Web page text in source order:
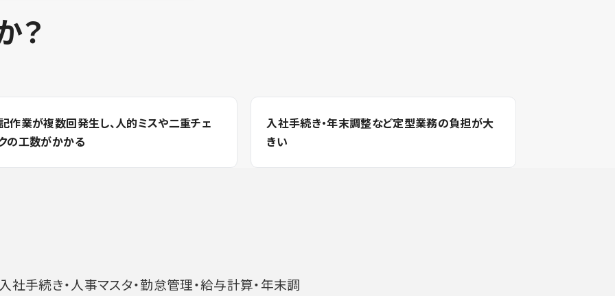
？
作業が複数回発生し、人的ミスや二重チェ
の工数がかかる
入社手続き・年末調整など定型業務の負担が大
きい
手続き・人事マスタ・勤怠管理・給与計算・年末調